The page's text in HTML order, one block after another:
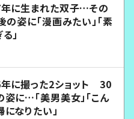
に生まれた双子…その
の姿に「漫画みたい」「素
」
に撮った2ショット 30
に…「美男美女」「こん
なりたい」